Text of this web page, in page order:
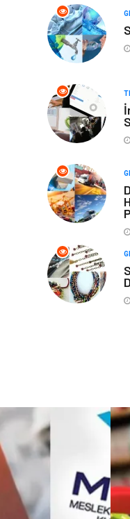
Müzik
Gayrimenkul
Finans&
Genel Kültür
Mobilya
Astroloji
Cam
Bebek Giyim